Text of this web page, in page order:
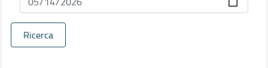
Ricerca